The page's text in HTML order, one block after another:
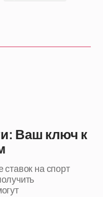
Ваш ключ к
на спорт